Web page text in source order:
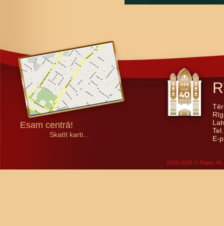
Esam centrā!
Skatīt karti...
E-
2010-2026 © Rīgas